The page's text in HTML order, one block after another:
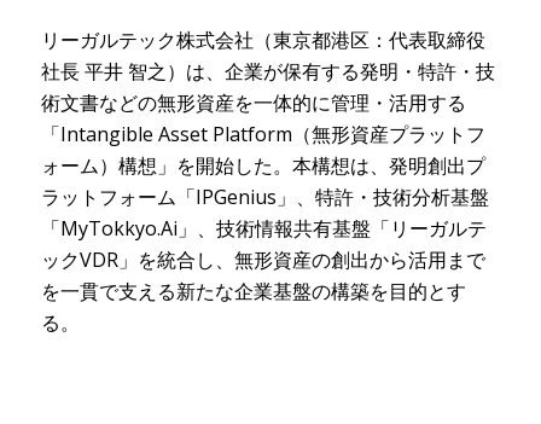
リーガルテック株式会社（東京都港区：代表取締役
社長 平井 智之）は、企業が保有する発明・特許・技
術文書などの無形資産を一体的に管理・活用する
「Intangible Asset Platform（無形資産プラットフ
ォーム）構想」を開始した。本構想は、発明創出プ
ラットフォーム「IPGenius」、特許・技術分析基盤
「MyTokkyo.Ai」、技術情報共有基盤「リーガルテ
ックVDR」を統合し、無形資産の創出から活用まで
を一貫で支える新たな企業基盤の構築を目的とす
る。